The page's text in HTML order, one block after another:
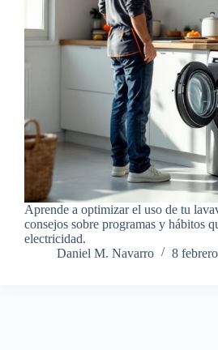
Aprende a optimizar el uso de tu
consejos sobre programas y hábitos
electricidad.
Daniel M. Navarro
8